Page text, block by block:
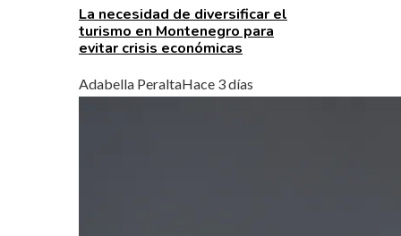
La necesidad de diversificar el
turismo en Montenegro para
evitar crisis económicas
Adabella PeraltaHace 3 días